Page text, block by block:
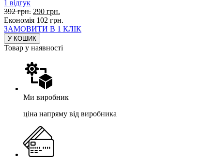
1 відгук
392грн. 290 грн.
Економія 102 грн.
ЗАМОВИТИ В 1 КЛІК
У КОШИК
Товар у наявності
Ми виробник
ціна напряму від виробника